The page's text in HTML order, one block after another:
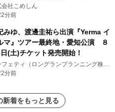
くんおむすび」発売
会社こめしん
分前
みゆ、渡邊圭祐ら出演『Yerma イ
マ』ツアー最終地・愛知公演 ８
日(土)チケット発売開始！
フェティ（ロングランプランニング株式
）分前
新着をもっと見る